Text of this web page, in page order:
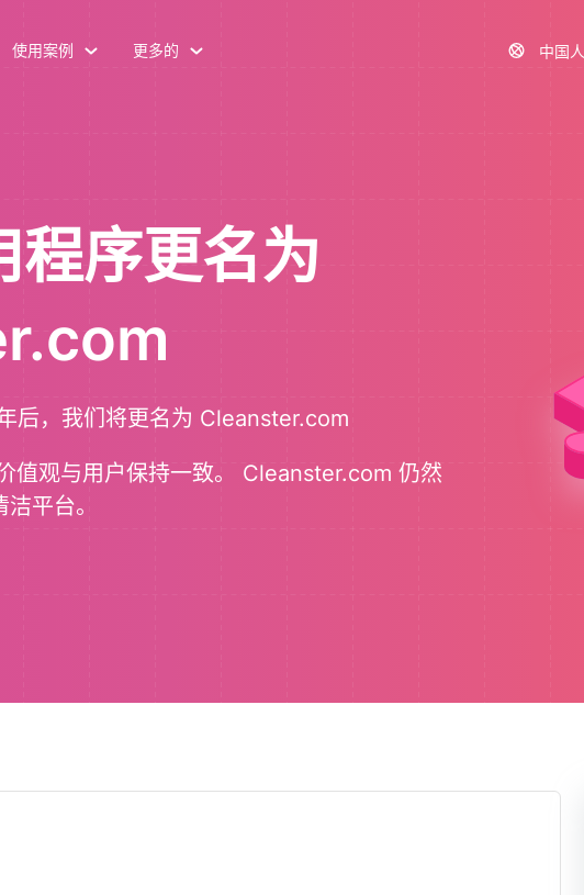
使用案例 更多的 中国人
程序更名为
后，我们将更名为 Cleanster.com
值观与用户保持一致。 Cleanster.com 仍然
平台。